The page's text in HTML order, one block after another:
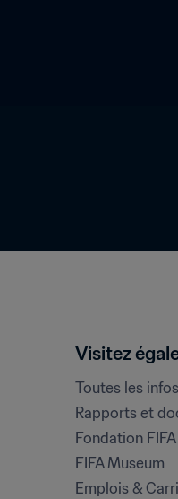
Visitez
Toutes les
Rapports et
Fondation FIFA
FIFA Museum
Emplois &